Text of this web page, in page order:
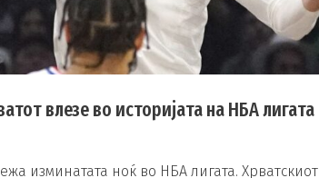
влезе во историјата на НБА лигата
изминатата ноќ во НБА лигата. Хрватскиот